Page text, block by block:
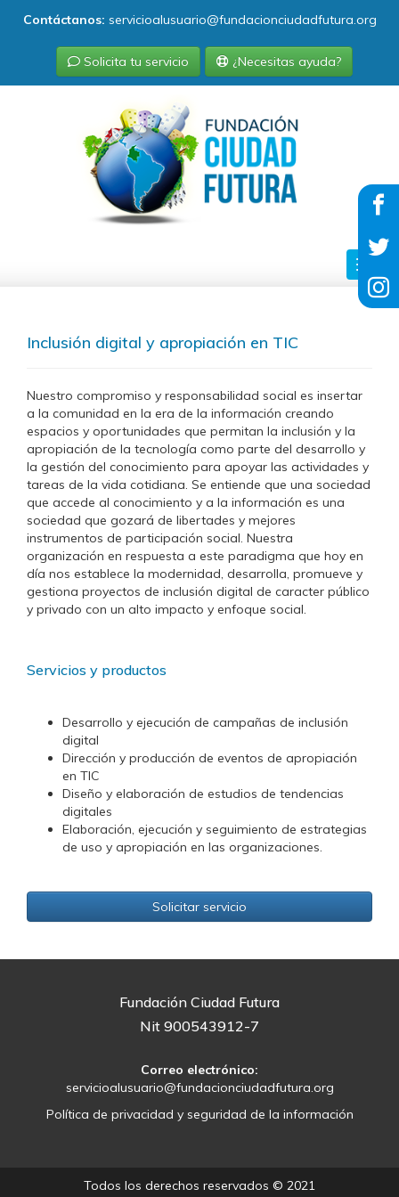
Contáctanos: servicioalusuario@fundacionciudadfutura.org
Solicita tu servicio ¿Necesitas ayuda?
Inclusión digital y apropiación en TIC
Nuestro compromiso y responsabilidad social es insertar
a la comunidad en la era de la información creando
espacios y oportunidades que permitan la inclusión y la
apropiación de la tecnología como parte del desarrollo y
la gestión del conocimiento para apoyar las actividades y
tareas de la vida cotidiana. Se entiende que una sociedad
que accede al conocimiento y a la información es una
sociedad que gozará de libertades y mejores
instrumentos de participación social. Nuestra
organización en respuesta a este paradigma que hoy en
día nos establece la modernidad, desarrolla, promueve y
gestiona proyectos de inclusión digital de caracter público
y privado con un alto impacto y enfoque social.
Servicios y productos
Desarrollo y ejecución de campañas de inclusión
digital
Dirección y producción de eventos de apropiación
en TIC
Diseño y elaboración de estudios de tendencias
digitales
Elaboración, ejecución y seguimiento de estrategias
de uso y apropiación en las organizaciones.
Solicitar servicio
Fundación Ciudad Futura
Nit 900543912-7
Correo electrónico:
servicioalusuario@fundacionciudadfutura.org
Política de privacidad y seguridad de la información
Todos los derechos reservados © 2021